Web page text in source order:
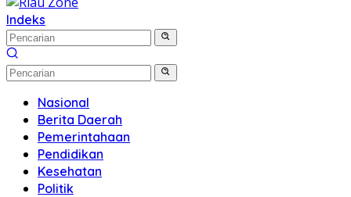
Indeks
Nasional
Berita Daerah
Pemerintahaan
Pendidikan
Kesehatan
Politik